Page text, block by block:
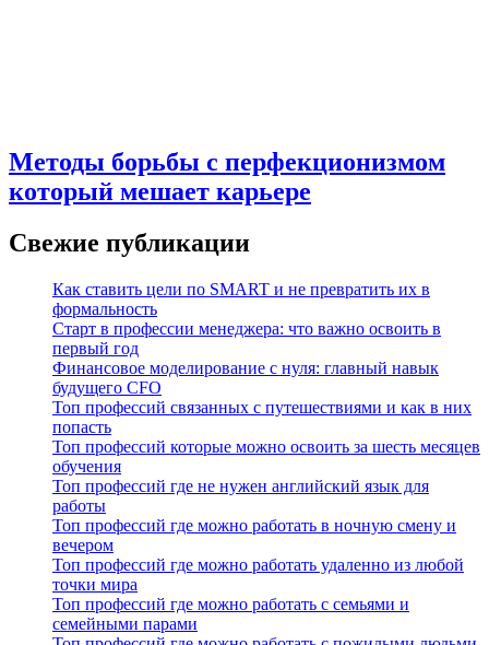
Методы борьбы с перфекционизмом
который мешает карьере
Свежие публикации
Как ставить цели по SMART и не превратить их в
формальность
Старт в профессии менеджера: что важно освоить в
первый год
Финансовое моделирование с нуля: главный навык
будущего CFO
Топ профессий связанных с путешествиями и как в них
попасть
Топ профессий которые можно освоить за шесть месяцев
обучения
Топ профессий где не нужен английский язык для
работы
Топ профессий где можно работать в ночную смену и
вечером
Топ профессий где можно работать удаленно из любой
точки мира
Топ профессий где можно работать с семьями и
семейными парами